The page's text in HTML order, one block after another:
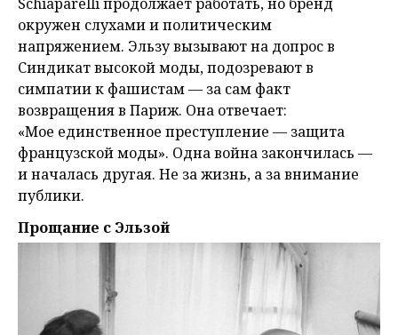
окружен слухами и политическим
напряжением. Эльзу вызывают на допрос в
Синдикат высокой моды, подозревают в
симпатии к фашистам — за сам факт
возвращения в Париж. Она отвечает:
«Мое единственное преступление — защита
французской моды». Одна война закончилась —
и началась другая. Не за жизнь, а за внимание
публики.
Прощание с Эльзой